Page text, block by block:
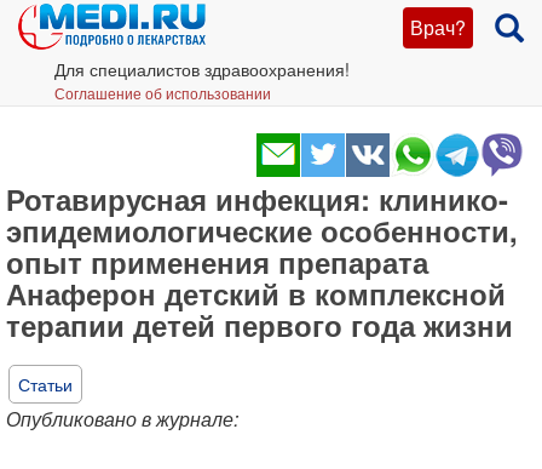
Врач?
Для специалистов здравоохранения!
Соглашение об использовании
Ротавирусная инфекция: клинико-
эпидемиологические особенности,
опыт применения препарата
Анаферон детский в комплексной
терапии детей первого года жизни
Статьи
Опубликовано в журнале: